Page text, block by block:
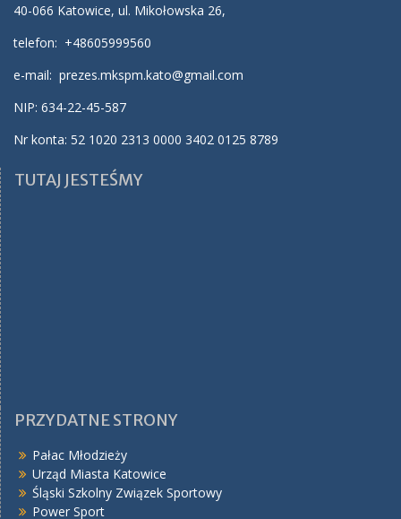
40-066 Katowice, ul. Mikołowska 26,
telefon: +48605999560
e-mail: prezes.mkspm.kato@gmail.com
NIP: 634-22-45-587
Nr konta: 52 1020 2313 0000 3402 0125 8789
TUTAJ JESTEŚMY
PRZYDATNE STRONY
Pałac Młodzieży
Urząd Miasta Katowice
Śląski Szkolny Związek Sportowy
Power Sport